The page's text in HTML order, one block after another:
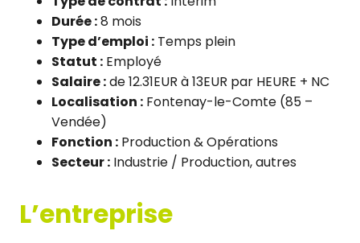
Durée :8 mois
Type d’emploi : Temps plein
Statut : Employé
Salaire :de 12.31EUR à 13EUR par HEURE + NC
Localisation : Fontenay-le-Comte (85 –
Vendée)
Fonction : Production & Opérations
Secteur : Industrie / Production, autres
L’entreprise